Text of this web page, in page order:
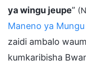
ya wingu jeupe”
Maneno ya Mungu
zaidi ambalo
kumkaribisha